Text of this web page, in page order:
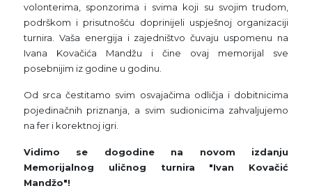
volonterima, sponzorima i svima koji su svojim trudom,
podrškom i prisutnošću doprinijeli uspješnoj organizaciji
turnira. Vaša energija i zajedništvo čuvaju uspomenu na
Ivana Kovačića Mandžu i čine ovaj memorijal sve
posebnijim iz godine u godinu.
Od srca čestitamo svim osvajačima odličja i dobitnicima
pojedinačnih priznanja, a svim sudionicima zahvaljujemo
na fer i korektnoj igri.
Vidimo se dogodine na novom izdanju
Memorijalnog uličnog turnira "Ivan Kovačić
Mandžo"!